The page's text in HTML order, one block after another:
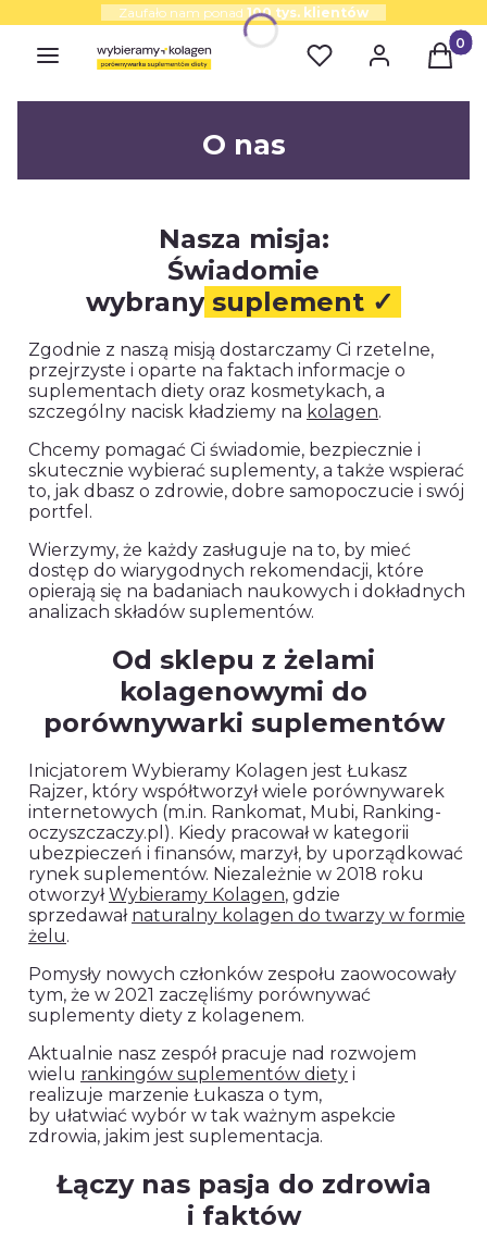
Zaufało nam ponad 100 tys. klientów
O nas
Nasza misja:
Świadomie
wybrany suplement ✓
Zgodnie z naszą misją dostarczamy Ci rzetelne,
przejrzyste i oparte na faktach informacje o
suplementach diety oraz kosmetykach, a
szczególny nacisk kładziemy na kolagen.
Chcemy pomagać Ci świadomie, bezpiecznie i
skutecznie wybierać suplementy, a także wspierać
to, jak dbasz o zdrowie, dobre samopoczucie i swój
portfel.
Wierzymy, że każdy zasługuje na to, by mieć
dostęp do wiarygodnych rekomendacji, które
opierają się na badaniach naukowych i dokładnych
analizach składów suplementów.
Od sklepu z żelami
kolagenowymi do
porównywarki suplementów
Inicjatorem Wybieramy Kolagen jest Łukasz
Rajzer, który współtworzył wiele porównywarek
internetowych (m.in. Rankomat, Mubi, Ranking-
oczyszczaczy.pl). Kiedy pracował w kategorii
ubezpieczeń i finansów, marzył, by uporządkować
rynek suplementów. Niezależnie w 2018 roku
otworzyłWybieramy Kolagen, gdzie
sprzedawał naturalny kolagen do twarzy w formie
żelu.
Pomysły nowych członków zespołu zaowocowały
tym, że w 2021 zaczęliśmy porównywać
suplementy diety z kolagenem.
Aktualnie nasz zespół pracuje nad rozwojem
wielu rankingów suplementów diety i
realizuje marzenie Łukasza o tym,
by ułatwiać wybór w tak ważnym aspekcie
zdrowia, jakim jest suplementacja.
Łączy nas pasja do zdrowia
i faktów